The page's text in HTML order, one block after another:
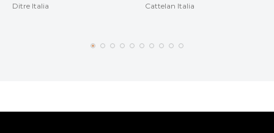
Ditre Italia Cattelan Italia